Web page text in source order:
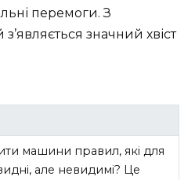
перемоги. З
значний хвіст
машини правил, які для
але невидимі? Це